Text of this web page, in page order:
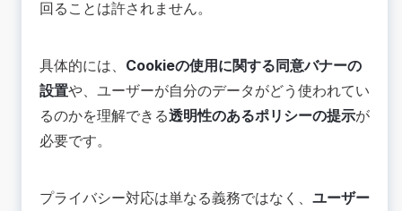
回ることは許されません。
具体的には、 Cookieの使用に関する同意バナーの
設置や、ユーザーが自分のデータがどう使われてい
るのかを理解できる透明性のあるポリシーの提示が
必要です。
プライバシー対応は単なる義務ではなく、 ユーザー